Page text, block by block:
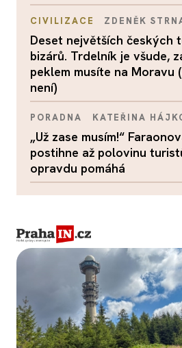
CIVILIZACE ZDENĚK
Deset největších českých
bizárů. Trdelník je všude,
peklem musíte na Moravu
není)
PORADNA KATEŘINA
„Už zase musím!“
postihne až polovinu
opravdu pomáhá